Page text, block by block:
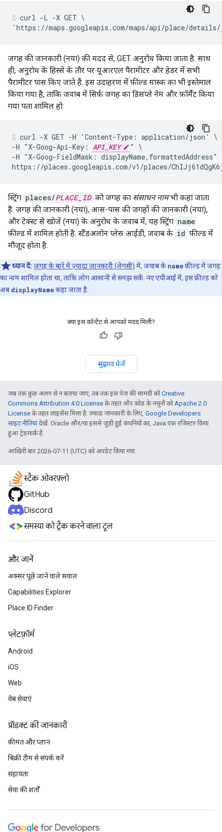
curl -L -X GET \
'https://maps.googleapis.com/maps/api/place/details/
जगह की जानकारी (नया) की मदद से, GET अनुरोध किया जाता है. साथ
ही, अनुरोध के हिस्से के तौर पर यूआरएल पैरामीटर और हेडर में सभी
पैरामीटर पास किए जाते हैं. इस उदाहरण में फ़ील्ड मास्क का भी इस्तेमाल
किया गया है, ताकि जवाब में सिर्फ़ जगह का डिसप्ले नेम और फ़ॉर्मैट किया
गया पता शामिल हो:
curl -X GET -H 'Content-Type: application/json' \
-H "X-Goog-Api-Key: API_KEY
" \
-H "X-Goog-FieldMask:
https://places.googleapis.com/v1/places/
स्ट्रिंग places/PLACE_ID को जगह का संसाधन नामभी कहा जाता
है. जगह की जानकारी (नया), आस-पास की जगहों की जानकारी (नया),
और टेक्स्ट से खोजें (नया) के अनुरोध के जवाब में, यह स्ट्रिंग name
फ़ील्ड में शामिल होती है. स्टैंडअलोन प्लेस आईडी, जवाब के id फ़ील्ड में
मौजूद होता है.
ध्यान दें: जगह के बारे में ज़्यादा जानकारी (लेगसी) में, जवाब के nameफ़ील्ड में जगह
का नाम शामिल होता था, ताकि लोग आसानी से समझ सकें. नए एपीआई में, इस फ़ील्ड को
अब displayNameकहा जाता है.
क्या इस कॉन्टेंट से आपको मदद मिली?
सुझाव भेजें
जब तक कुछ अलग से न बताया जाए, तब तक इस पेज की सामग्री कोCreative
Commons Attribution 4.0 License के तहत और कोड के नमूनों कोApache 2.0
License के तहत लाइसेंस मिला है. ज़्यादा जानकारी के लिए, Google Developers
साइट नीतियांदेखें. Oracle और/या इससे जुड़ी हुई कंपनियों का, Java एक रजिस्टर किया
हुआ ट्रेडमार्क है.
आखिरी बार 2026-07-11 (UTC) को अपडेट किया गया.
स्टैक ओवरफ़्लो
GitHub
Discord
समस्या को ट्रैक करने वाला टूल
और जानें
अक्सर पूछे जाने वाले सवाल
Capabilities Explorer
Place ID Finder
प्‍लेटफ़ॉर्म
Android
iOS
Web
वेब सेवाएं
प्रॉडक्ट की जानकारी
कीमत और प्लान
बिक्री टीम से संपर्क करें
सहायता
सेवा की शर्तों